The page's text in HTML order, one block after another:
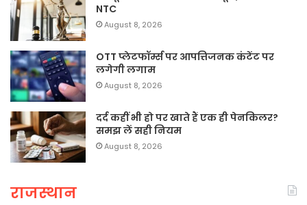
NTC
August 8, 2026
OTT प्लेटफॉर्म्स पर आपत्तिजनक कंटेंट पर
लगेगी लगाम
August 8, 2026
दर्द कहीं भी हो पर खाते हैं एक ही पेनकिलर?
समझ लें सही नियम
August 8, 2026
राजस्थान